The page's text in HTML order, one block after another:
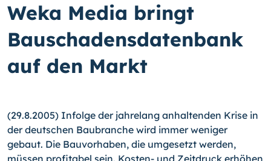
Weka Media bringt
Bauschadensdatenbank
auf den Markt
(29.8.2005) Infolge der jahrelang anhaltenden Krise in
der deutschen Baubranche wird immer weniger
gebaut. Die Bauvorhaben, die umgesetzt werden,